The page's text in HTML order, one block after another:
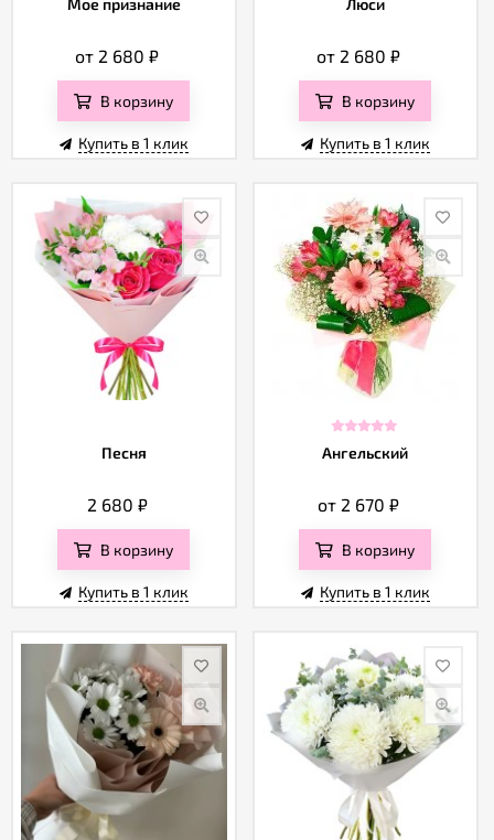
Мое признание
от 2 680₽
В корзину
Купить в 1 клик
Люси
от 2 680₽
В корзину
Купить в 1 клик
Песня
2 680 ₽
В корзину
Купить в 1 клик
Ангельский
от 2 670₽
В корзину
Купить в 1 клик